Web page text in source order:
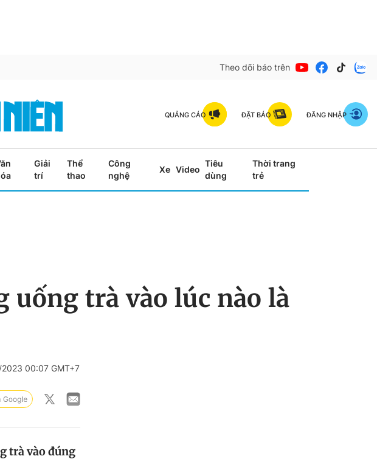
Theo dõi báo trên
QUẢNG CÁO ĐẶT BÁO ĐĂNG NHẬP
Giải
trí
Thể
thao
Công
nghệ
Xe Video
Tiêu
dùng
Thời trang
trẻ
uống trà vào lúc nào là
00:07 GMT+7
trà vào đúng